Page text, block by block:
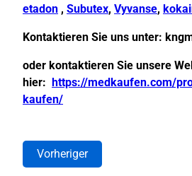
etadon , Subutex, Vyvanse,
Kontaktieren Sie uns unter:
oder kontaktieren Sie unsere
hier:
https://medkaufen.com/
kaufen/
Vorheriger